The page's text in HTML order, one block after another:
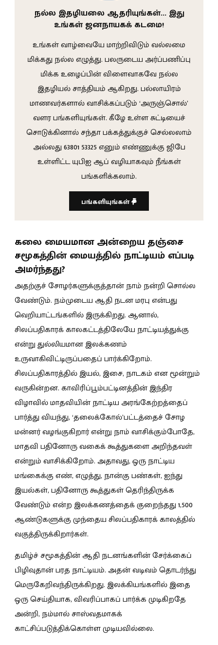
நல்ல இதழியலை ஆதரியுங்கள்… இது
உங்கள் ஜனநாயகக் கடமை!
உங்கள் வாழ்வையே மாற்றிவிடும் வல்லமை
மிக்கது நல்ல எழுத்து. பலருடைய அர்ப்பணிப்பு
மிக்க உழைப்பின் விளைவாகவே நல்ல
இதழியல் சாத்தியம் ஆகிறது. பல்லாயிரம்
மாணவர்களால் வாசிக்கப்படும் ‘அருஞ்சொல்’
வளர பங்களியுங்கள். கீழே உள்ள சுட்டியைச்
சொடுக்கினால் சந்தா பக்கத்துக்குச் செல்லலாம்
அல்லது 63801 53325 எனும் எண்ணுக்கு ஜிபே
உள்ளிட்ட யுபிஐ ஆப் வழியாகவும் நீங்கள்
பங்களிக்கலாம்.
பங்களியுங்கள்
கலை மையமான அன்றைய தஞ்சை
சமூகத்தின் மையத்தில் நாட்டியம் எப்படி
அமர்ந்தது?
அதற்குச் சோழர்களுக்குத்தான் நாம் நன்றி சொல்ல
வேண்டும். நம்முடைய ஆதி நடன மரபு என்பது
வெறியாட்டங்களில் இருக்கிறது. ஆனால்,
சிலப்பதிகாரக் காலகட்டத்திலேயே நாட்டியத்துக்கு
என்று துல்லியமான இலக்கணம்
உருவாகிவிட்டிருப்பதைப் பார்க்கிறோம்.
சிலப்பதிகாரத்தில் இயல், இசை, நாடகம் என மூன்றும்
வருகின்றன. காவிரிப்பூம்பட்டினத்தின் இந்திர
விழாவில் மாதவியின் நாட்டிய அரங்கேற்றத்தைப்
பார்த்து வியந்து, ‘தலைக்கோல்’பட்டத்தைச் சோழ
மன்னர் வழங்குகிறார் என்று நாம் வாசிக்கும்போதே,
மாதவி பதினோரு வகைக் கூத்துகளை அறிந்தவள்
என்றும் வாசிக்கிறோம். அதாவது, ஒரு நாட்டிய
மங்கைக்கு எண், எழுத்து, நான்கு பண்கள், ஐந்து
இயல்கள், பதினோரு கூத்துகள் தெரிந்திருக்க
வேண்டும் என்ற இலக்கணத்தைக் குறைந்தது 1,500
ஆண்டுகளுக்கு முந்தைய சிலப்பதிகாரக் காலத்தில்
வகுத்திருக்கிறார்கள்.
தமிழ்ச் சமூகத்தின் ஆதி நடனங்களின் சேர்க்கைப்
பிழிவுதான் பரத நாட்டியம். அதன் வடிவம் தொடர்ந்து
மெருகேறிவந்திருக்கிறது. இலக்கியங்களில் இதை
ஒரு செய்தியாக, விவரிப்பாகப் பார்க்க முடிகிறதே
அன்றி, நம்மால் சாஸ்வதமாகக்
காட்சிப்படுத்திக்கொள்ள முடியவில்லை.